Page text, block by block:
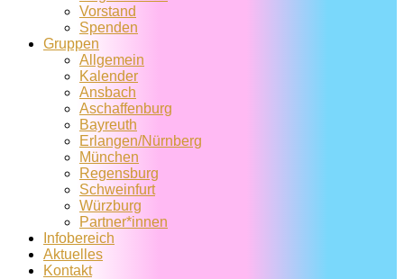
Vorstand
Spenden
Gruppen
Allgemein
Kalender
Ansbach
Aschaffenburg
Bayreuth
Erlangen/Nürnberg
München
Regensburg
Schweinfurt
Würzburg
Partner*innen
Infobereich
Aktuelles
Kontakt